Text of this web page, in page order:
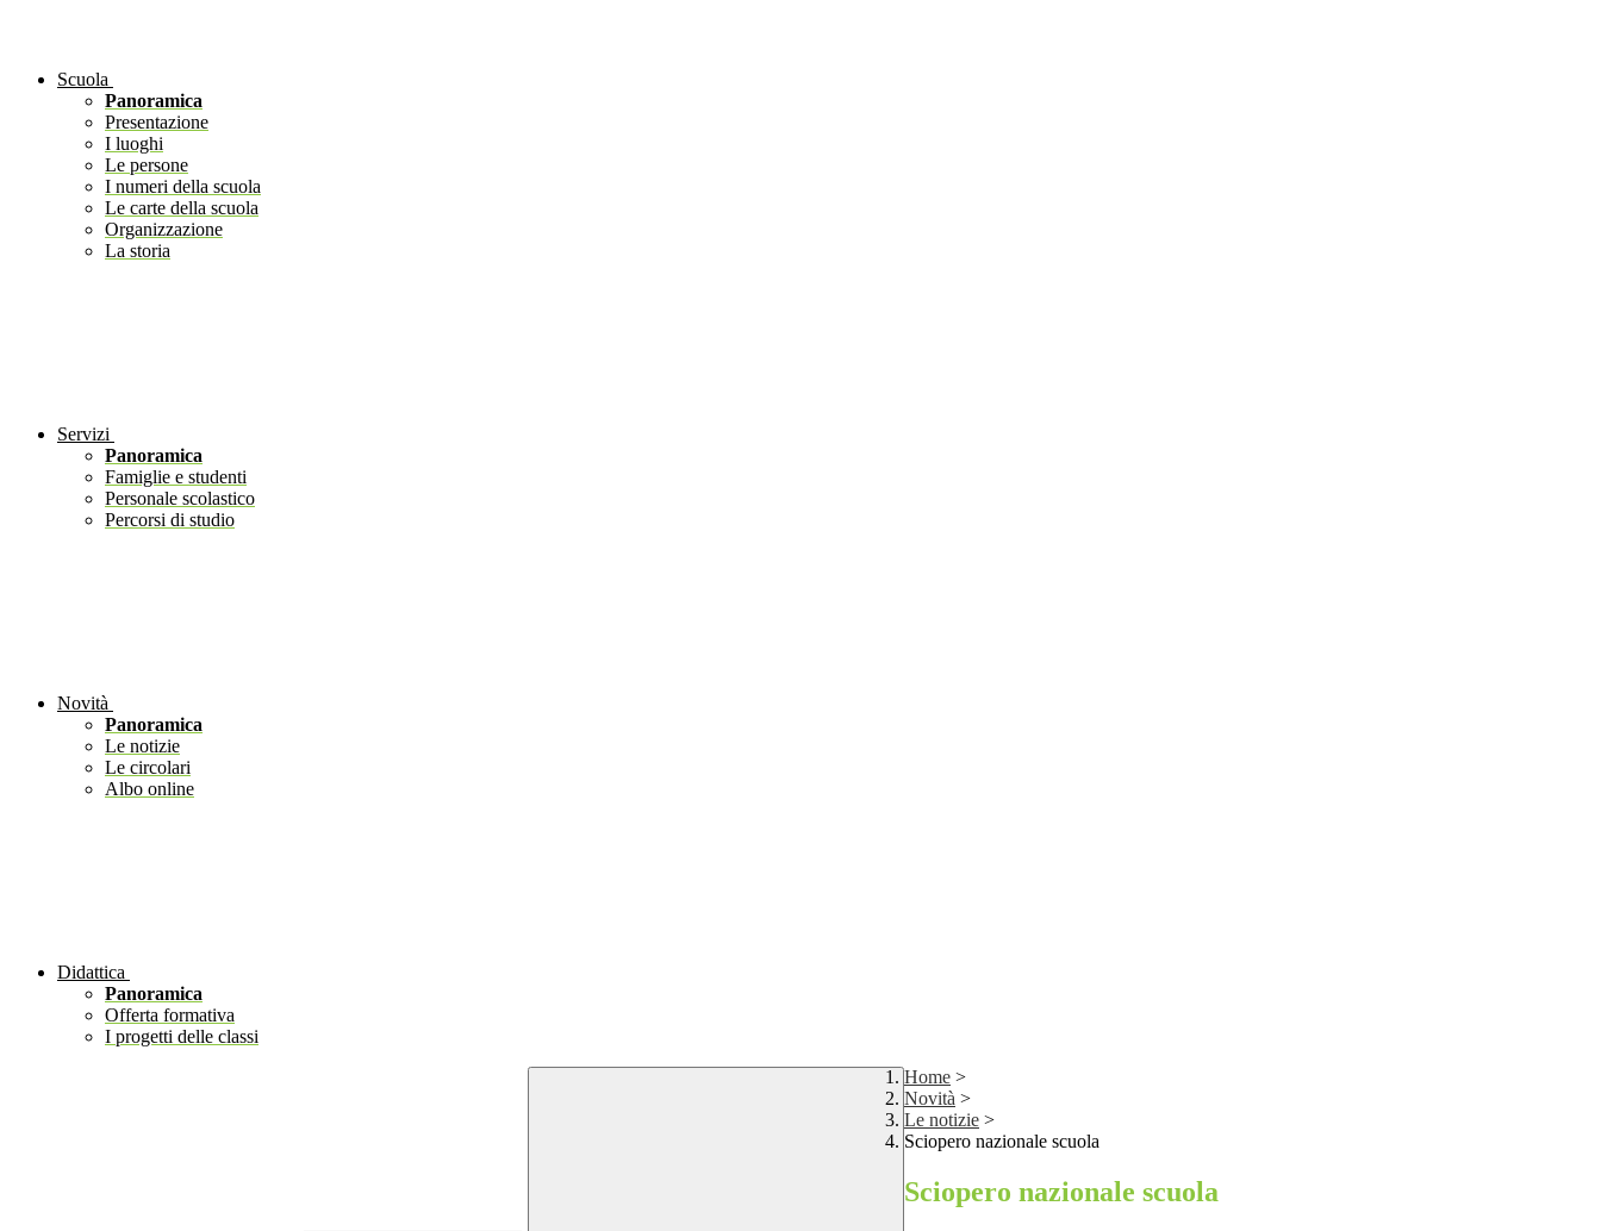
Scuola
Panoramica
Presentazione
I luoghi
Le persone
I numeri della scuola
Le carte della scuola
Organizzazione
La storia
Servizi
Panoramica
Famiglie e studenti
Personale scolastico
Percorsi di studio
Novità
Panoramica
Le notizie
Le circolari
Albo online
Didattica
Panoramica
Offerta formativa
I progetti delle classi
Home >
Novità >
Le notizie >
Sciopero nazionale scuola
Sciopero nazionale scuola